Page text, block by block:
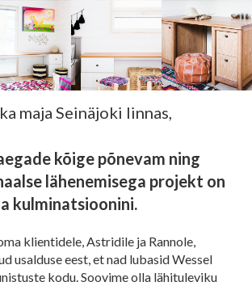
maja Seinäjoki linnas,
kõige põnevam ning
lähenemisega projekt on
kulminatsioonini.
klientidele, Astridile ja Rannole,
usalduse eest, et nad lubasid Wessel
kodu. Soovime olla lähituleviku